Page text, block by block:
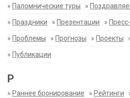
» Паломнические туры »
» Праздники » Презентации »
» Проблемы » Прогнозы » Проекты
» Публикации
Р
» Раннее бронирование » Рейтинги